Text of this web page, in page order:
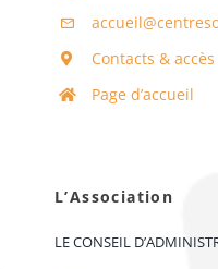
Contacts & accès
Page d’accueil
L’Association
LE CONSEIL